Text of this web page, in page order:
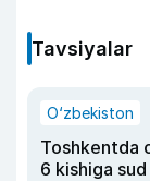
Tavsiyalar
O‘zbekiston
Toshkentda
6 kishiga sud